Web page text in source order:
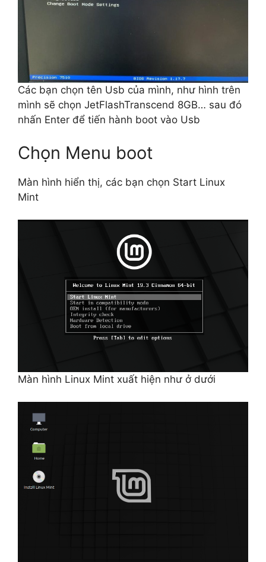
Các bạn chọn tên Usb của mình, như hình trên
mình sẽ chọn JetFlashTranscend 8GB… sau đó
nhấn Enter để tiến hành boot vào Usb
Chọn Menu boot
Màn hình hiển thị, các bạn chọn Start Linux
Mint
Màn hình Linux Mint xuất hiện như ở dưới